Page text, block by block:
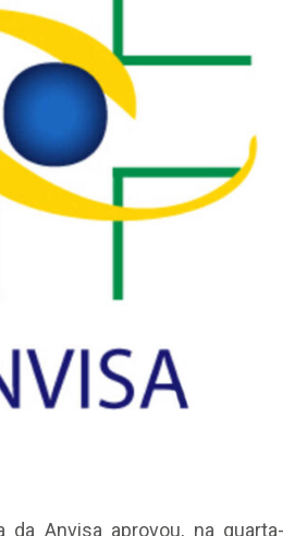
da Anvisa aprovou, na quarta-